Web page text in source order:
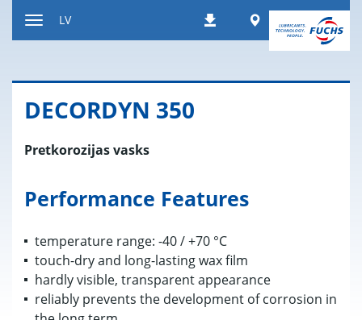
LejupielādesWorldwide
LV
DE­CORDYN 350
Pretkorozijas vasks
Performance Features
temperature range: -40 / +70 °C
touch-dry and long-lasting wax film
hardly visible, transparent appearance
reliably prevents the development of corrosion in